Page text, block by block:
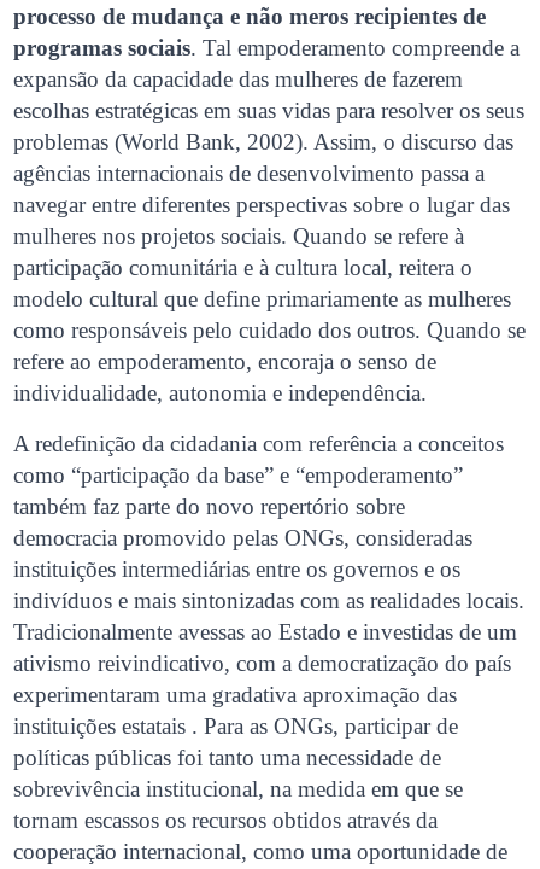
processo de mudança e não meros recipientes de
programas sociais. Tal empoderamento compreende a
expansão da capacidade das mulheres de fazerem
escolhas estratégicas em suas vidas para resolver os seus
problemas (World Bank, 2002). Assim, o discurso das
agências internacionais de desenvolvimento passa a
navegar entre diferentes perspectivas sobre o lugar das
mulheres nos projetos sociais. Quando se refere à
participação comunitária e à cultura local, reitera o
modelo cultural que define primariamente as mulheres
como responsáveis pelo cuidado dos outros. Quando se
refere ao empoderamento, encoraja o senso de
individualidade, autonomia e independência.
A redefinição da cidadania com referência a conceitos
como “participação da base” e “empoderamento”
também faz parte do novo repertório sobre
democracia promovido pelas ONGs, consideradas
instituições intermediárias entre os governos e os
indivíduos e mais sintonizadas com as realidades locais.
Tradicionalmente avessas ao Estado e investidas de um
ativismo reivindicativo, com a democratização do país
experimentaram uma gradativa aproximação das
instituições estatais . Para as ONGs, participar de
políticas públicas foi tanto uma necessidade de
sobrevivência institucional, na medida em que se
tornam escassos os recursos obtidos através da
cooperação internacional, como uma oportunidade de